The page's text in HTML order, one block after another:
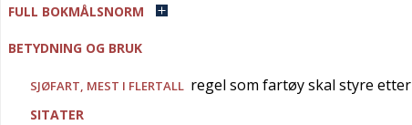
FULL BOKMÅLSNORM
BETYDNING OG BRUK
SJØFART , MEST I FLERTALL regel som fartøy skal styre etter
SITATER